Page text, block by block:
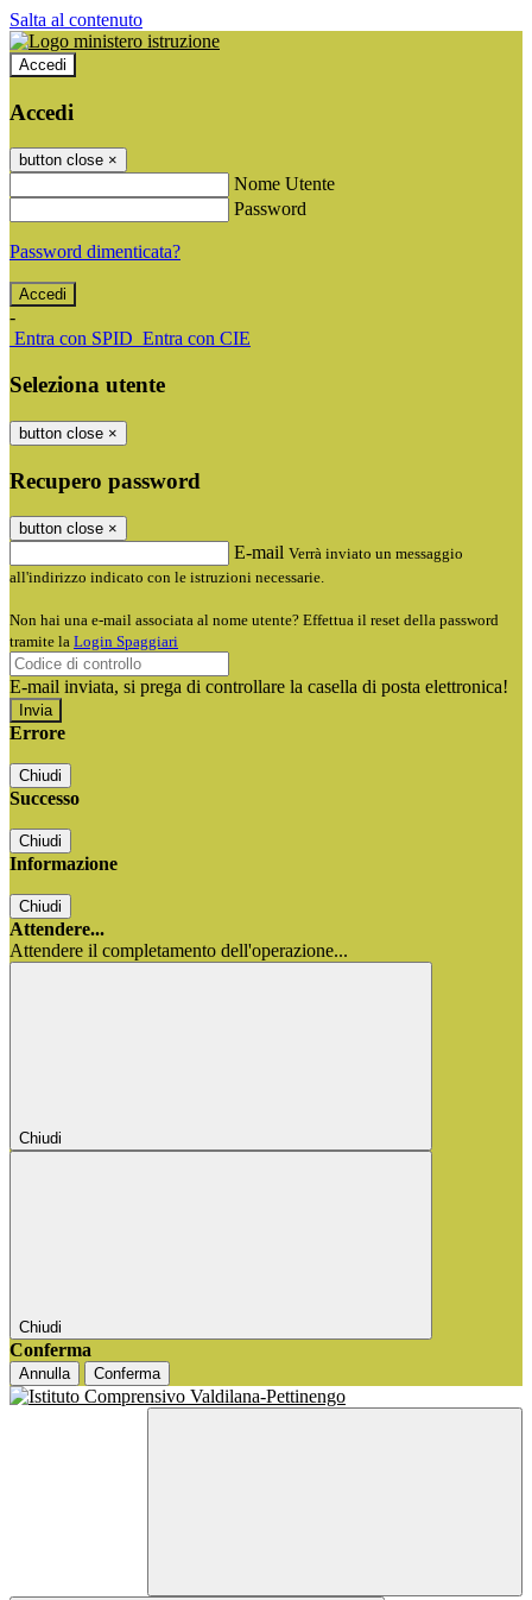
Salta al contenuto
Accedi
Accedi
button close ×
Nome Utente
Password
Password dimenticata?
-
Entra con SPID Entra con CIE
Seleziona utente
button close ×
Recupero password
button close ×
E-mail Verrà inviato un messaggio
all'indirizzo indicato con le istruzioni necessarie.
Non hai una e-mail associata al nome utente? Effettua il reset della password
tramite la Login Spaggiari
E-mail inviata, si prega di controllare la casella di posta elettronica!
Errore
Chiudi
Successo
Chiudi
Informazione
Chiudi
Attendere...
Attendere il completamento dell'operazione...
Chiudi
Chiudi
Conferma
Annulla Conferma